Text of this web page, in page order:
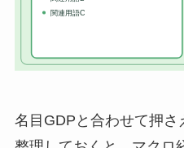
名目GDPと合わせて押さ